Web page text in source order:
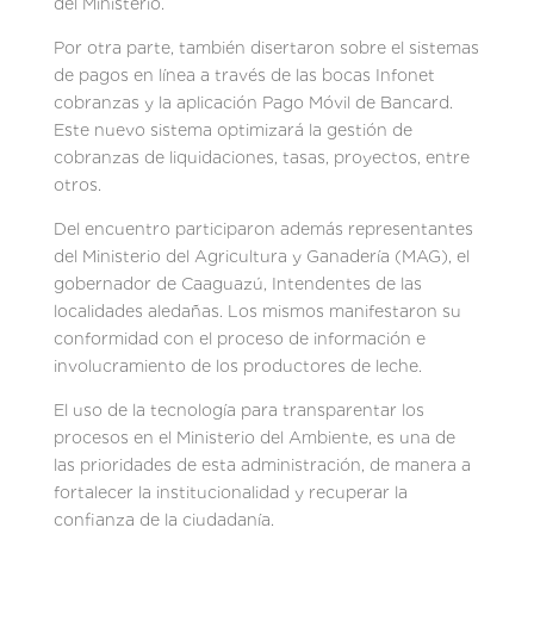
Por otra parte, también disertaron sobre el sistemas
de pagos en línea a través de las bocas Infonet
cobranzas y la aplicación Pago Móvil de Bancard.
Este nuevo sistema optimizará la gestión de
cobranzas de liquidaciones, tasas, proyectos, entre
otros.
Del encuentro participaron además representantes
del Ministerio del Agricultura y Ganadería (MAG), el
gobernador de Caaguazú, Intendentes de las
localidades aledañas. Los mismos manifestaron su
conformidad con el proceso de información e
involucramiento de los productores de leche.
El uso de la tecnología para transparentar los
procesos en el Ministerio del Ambiente, es una de
las prioridades de esta administración, de manera a
fortalecer la institucionalidad y recuperar la
confianza de la ciudadanía.